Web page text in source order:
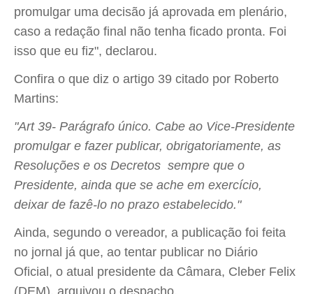
promulgar uma decisão já aprovada em plenário,
caso a redação final não tenha ficado pronta. Foi
isso que eu fiz", declarou.
Confira o que diz o artigo 39 citado por Roberto
Martins:
"Art 39- Parágrafo único. Cabe ao Vice-Presidente
promulgar e fazer publicar, obrigatoriamente, as
Resoluções e os Decretos sempre que o
Presidente, ainda que se ache em exercício,
deixar de fazê-lo no prazo estabelecido."
Ainda, segundo o vereador, a publicação foi feita
no jornal já que, ao tentar publicar no Diário
Oficial, o atual presidente da Câmara, Cleber Felix
(DEM), arquivou o despacho.